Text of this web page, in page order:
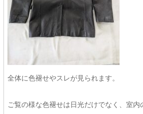
全体に色褪せやスレが見られます。
ご覧の様な色褪せは日光だけでなく、室内